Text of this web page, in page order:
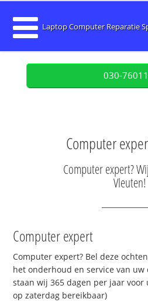
Laptop Computer Reparatie
030-
Computer
Computer expert?
Vleuten!
Computer expert
Computer expert? Bel deze
het onderhoud en service van
staan wij 365 dagen per jaar voor
op zaterdag bereikbaar)